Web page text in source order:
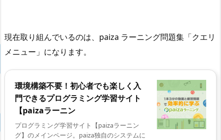
現在取り組んでいるのは、paiza ラーニング問題集「クエリ
メニュー」になります。
環境構築不要！初心者でも楽しく入
門できるプログラミング学習サイト
【paizaラーニン
プログラミング学習サイト【paizaラーニン
グ】のメインページ。paiza独自のシステムに